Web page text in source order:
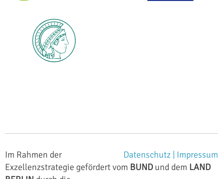
Impressum
Datenschutz |
Im Rahmen der
Exzellenzstrategie gefördert vom BUNDund dem LAND